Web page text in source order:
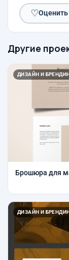
♡Оценить
Другие
ДИЗАЙН И
Брошюра для
ДИЗАЙН И